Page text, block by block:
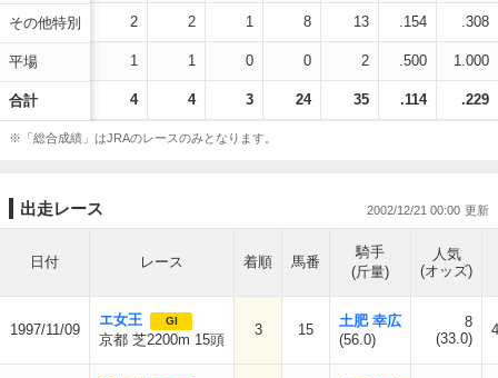
その他特別
平場
合計
2 2 1 8 13 .154 .308
1 1 0 0 2 .500 1.000
4 4 3 24 35 .114 .229
※「総合成績」はJRAのレースのみとなります。
出走レース 2002/12/21 00:00
日付 レース 着順 馬番
騎手
(斤量)
人気
(オッズ)
1997/11/09
エ女王 GI
京都 芝2200m 15頭
3 15
土肥 幸広
(56.0)
8
(33.0)